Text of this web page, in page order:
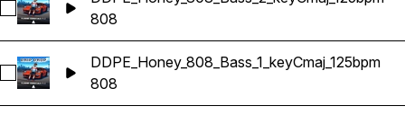
Sélectionnez DDPE_Honey_808_Bass_2_keyCmaj_125bpm
808
Sélectionnez DDPE_Honey_808_Bass_1_keyCmaj_125bpm
DDPE_Honey_808_Bass_1_keyCmaj_125bpm
808